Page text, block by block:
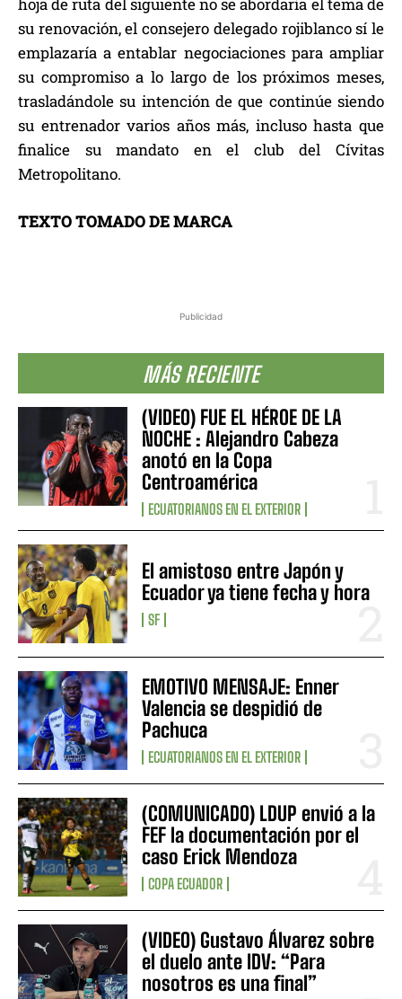
Publicidad
MÁS RECIENTE
(VIDEO) FUE EL HÉROE DE LA
NOCHE : Alejandro Cabeza
anotó en la Copa
Centroamérica
ECUATORIANOS EN EL EXTERIOR
El amistoso entre Japón y
Ecuador ya tiene fecha y hora
SF
EMOTIVO MENSAJE: Enner
Valencia se despidió de
Pachuca
ECUATORIANOS EN EL EXTERIOR
(COMUNICADO) LDUP envió a la
FEF la documentación por el
caso Erick Mendoza
COPA ECUADOR
(VIDEO) Gustavo Álvarez sobre
el duelo ante IDV: “Para
nosotros es una final”
su renovación, el consejero delegado rojiblanco sí le
emplazaría a entablar negociaciones para ampliar
su compromiso a lo largo de los próximos meses,
trasladándole su intención de que continúe siendo
su entrenador varios años más, incluso hasta que
finalice su mandato en el club del Cívitas
Metropolitano.
TEXTO TOMADO DE MARCA